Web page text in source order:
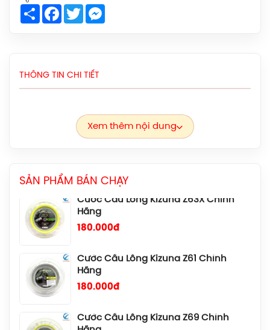
ShareFacebook
Twitter
THÔNG TIN CHI TIẾT
Xem thêm nội dung
SẢN PHẨM BÁN CHẠY
Vợt Cầu Lông Lining Axforce 100 Max
4.090.000đ
180.000đ
Cước Cầu Lông Kizuna Z61 Chính
Hãng
180.000đ
Cước Cầu Lông Kizuna Z69 Chính
Hãng
130.000đ
Cước Cầu Lông Kizuna Z65X Chính